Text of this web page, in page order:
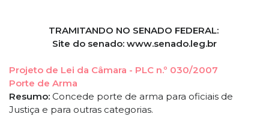
TRAMITANDO NO SENADO FEDERAL:
Site do senado: www.senado.leg.br
Projeto de Lei da Câmara - PLC n.º 030/2007
Porte de Arma
Resumo: Concede porte de arma para oficiais de
Justiça e para outras categorias.